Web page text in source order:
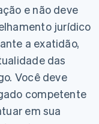
e não deve
jurídico
a exatidão,
das
Você deve
competente
em sua